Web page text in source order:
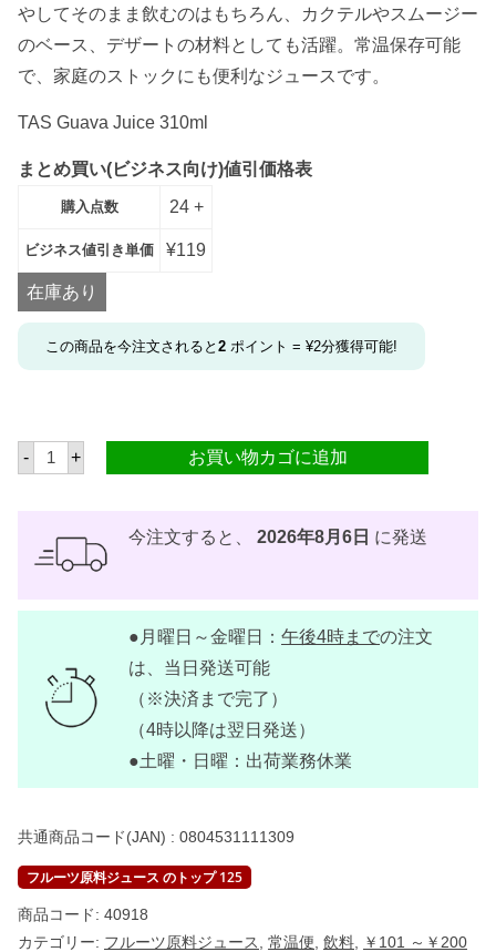
やしてそのまま飲むのはもちろん、カクテルやスムージー
のベース、デザートの材料としても活躍。常温保存可能
で、家庭のストックにも便利なジュースです。
TAS Guava Juice 310ml
まとめ買い(ビジネス向け)値引価格表
購入点数 24 +
ビジネス値引き単価 ¥119
在庫あり
この商品を今注文されると 2 ポイント = ¥2分獲得可能!
- タ
ス
ュ
3
【
個
+ お買い物カゴに追加
今注文すると、 2026年8月6日 に発送
●月曜日～金曜日： 午後4時までの注文
は、当日発送可能
（※決済まで完了）
（4時以降は翌日発送）
●土曜・日曜：出荷業務休業
共通商品コード(JAN) : 0804531111309
フルーツ原料ジュース のトップ 125
商品コード: 40918
カテゴリー: フルーツ原料ジュース 常温便 飲料 ￥101 ～￥200